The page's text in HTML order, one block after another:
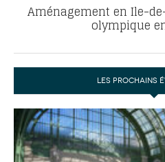
Aménagement en Ile-
olympique
LES PROCHAINS